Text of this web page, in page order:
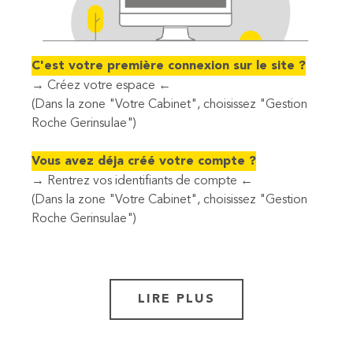
C'est votre première connexion sur le site ?
→ Créez votre espace ←
(Dans la zone "Votre Cabinet", choisissez "Gestion
Roche Gerinsulae")
Vous avez déja créé votre compte ?
→ Rentrez vos identifiants de compte ←
(Dans la zone "Votre Cabinet", choisissez "Gestion
Roche Gerinsulae")
LIRE PLUS